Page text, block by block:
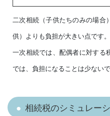
二次相続（子供たちのみの場
供）よりも負担が大きい点です。
一次相続では、配偶者に対する
では、負担になることは少ないで
相続税のシミュレー